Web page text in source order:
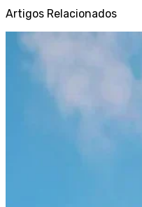
Artigos Relacionados